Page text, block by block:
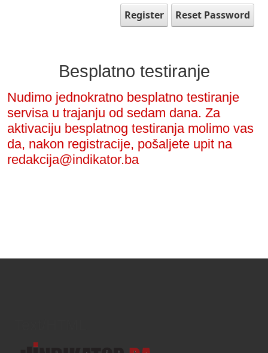
Register Reset Password
Besplatno testiranje
Nudimo jednokratno besplatno testiranje
servisa u trajanju od sedam dana. Za
aktivaciju besplatnog testiranja molimo vas
da, nakon registracije, pošaljete upit na
redakcija@indikator.ba